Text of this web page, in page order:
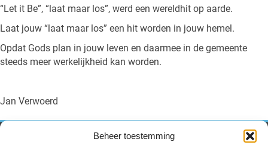
Beheer toestemming
“Let it Be”, “laat maar los”, werd een wereldhit op aarde.
Laat jouw “laat maar los” een hit worden in jouw hemel.
Opdat Gods plan in jouw leven en daarmee in de gemeente
steeds meer werkelijkheid kan worden.
Jan Verwoerd